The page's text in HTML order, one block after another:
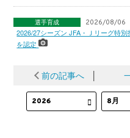
選手育成 2026/08/06
2026/27シーズン JFA・Ｊリーグ特別
を認定
前の記事へ │